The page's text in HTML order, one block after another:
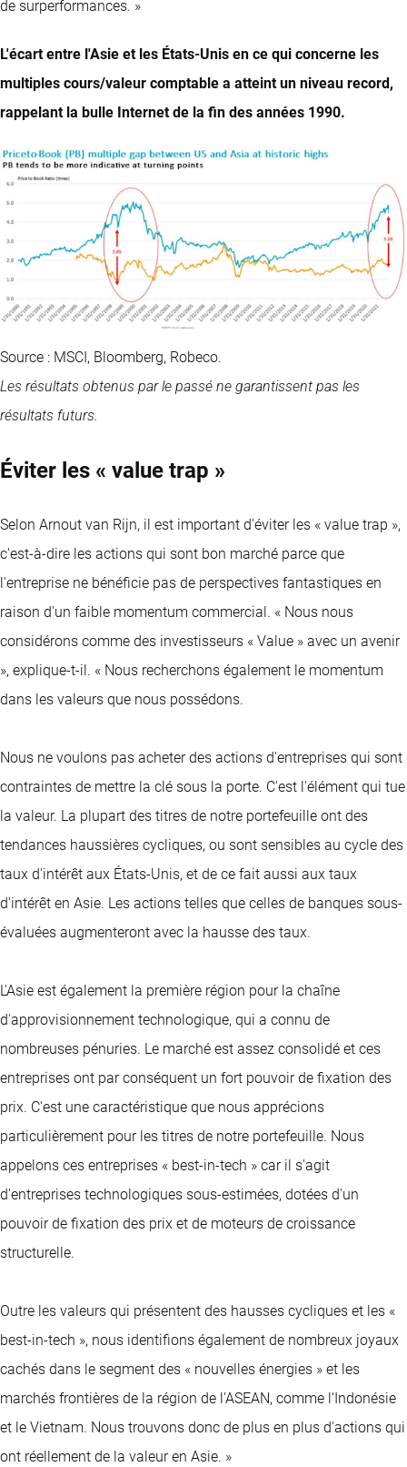
de surperformances. »
L'écart entre l'Asie et les États-Unis en ce qui concerne les
multiples cours/valeur comptable a atteint un niveau record,
rappelant la bulle Internet de la fin des années 1990.
Source : MSCI, Bloomberg, Robeco.
Les résultats obtenus par le passé ne garantissent pas les
résultats futurs.
Éviter les « value trap »
Selon Arnout van Rijn, il est important d'éviter les « value trap »,
c'est-à-dire les actions qui sont bon marché parce que
l'entreprise ne bénéficie pas de perspectives fantastiques en
raison d'un faible momentum commercial. « Nous nous
considérons comme des investisseurs « Value » avec un avenir
», explique-t-il. « Nous recherchons également le momentum
dans les valeurs que nous possédons.
Nous ne voulons pas acheter des actions d'entreprises qui sont
contraintes de mettre la clé sous la porte. C'est l'élément qui tue
la valeur. La plupart des titres de notre portefeuille ont des
tendances haussières cycliques, ou sont sensibles au cycle des
taux d'intérêt aux États-Unis, et de ce fait aussi aux taux
d'intérêt en Asie. Les actions telles que celles de banques sous-
évaluées augmenteront avec la hausse des taux.
L'Asie est également la première région pour la chaîne
d'approvisionnement technologique, qui a connu de
nombreuses pénuries. Le marché est assez consolidé et ces
entreprises ont par conséquent un fort pouvoir de fixation des
prix. C'est une caractéristique que nous apprécions
particulièrement pour les titres de notre portefeuille. Nous
appelons ces entreprises « best-in-tech » car il s'agit
d'entreprises technologiques sous-estimées, dotées d'un
pouvoir de fixation des prix et de moteurs de croissance
structurelle.
Outre les valeurs qui présentent des hausses cycliques et les «
best-in-tech », nous identifions également de nombreux joyaux
cachés dans le segment des « nouvelles énergies » et les
marchés frontières de la région de l'ASEAN, comme l'Indonésie
et le Vietnam. Nous trouvons donc de plus en plus d'actions qui
ont réellement de la valeur en Asie. »